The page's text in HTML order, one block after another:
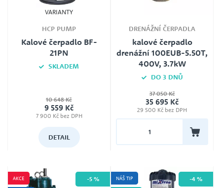
VARIANTY
HCP PUMP
Kalové čerpadlo BF-
21PN
SKLADEM
plováku, kalové čerpadlo BF21PN
400V bez plováku, kalové
čerpadlo BF21PNF 230V s
plovákem, kalové čerpadlo
BF21PNF 400V s plovákem
10 648 Kč
9 559 Kč
7 900 Kč bez DPH
DETAIL
DRENÁŽNÍ ČERPADLA
kalové čerpadlo
drenážní 100EUB-5.50T,
400V, 3.7kW
DO 3 DNŮ
Průtok
88 m3/hod
Jmenovité napětí
Délka kabelu
10m
37 050 Kč
35 695 Kč
29 500 Kč bez DPH
AKCE -5 % NÁŠ TIP -4 %